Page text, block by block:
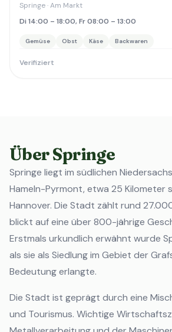
Springe · Am Markt
Di 14:00 – 18:00, Fr 08:00 – 13:00
Gemüse Obst Käse Backwaren
Verifiziert
Über Springe
Springe liegt im südlichen
Hameln-Pyrmont, etwa 25 Kilometer
Hannover. Die Stadt zählt rund
blickt auf eine über 800-jährige
Erstmals urkundlich erwähnt wurde
als sie als Siedlung im Gebiet der
Bedeutung erlangte.
Die Stadt ist geprägt durch eine
und Tourismus. Wichtige